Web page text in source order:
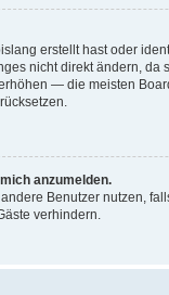
erstellt hast oder
nicht direkt ändern, da
— die meisten
anzumelden.
Benutzer nutzen,
verhindern.